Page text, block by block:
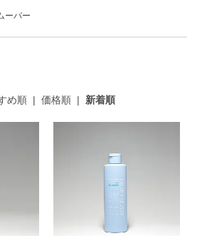
ーバー
め順| 価格順| 新着順